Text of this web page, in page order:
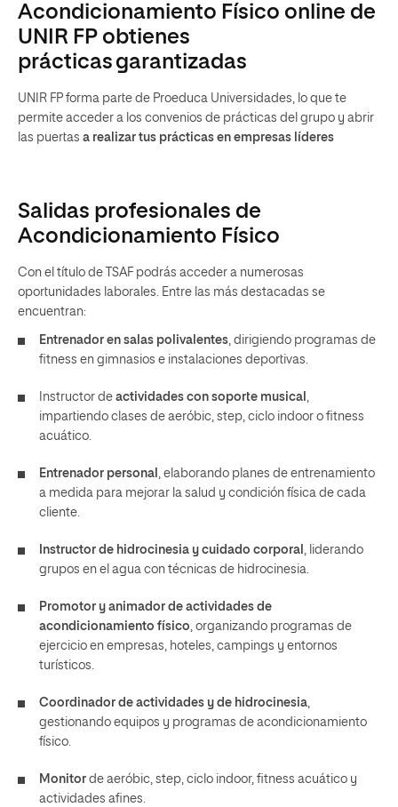
Acondicionamiento Físico online de
UNIR FP obtienes
prácticas garantizadas
UNIR FP forma parte de Proeduca Universidades, lo que te
permite acceder a los convenios de prácticas del grupo y abrir
las puertas a realizar tus prácticas en empresas líderes
Salidas profesionales de
Acondicionamiento Físico
Con el título de TSAF podrás acceder a numerosas
oportunidades laborales. Entre las más destacadas se
encuentran:
Entrenador en salas polivalentes, dirigiendo programas de
fitness en gimnasios e instalaciones deportivas.
Instructor de actividades con soporte musical ,
impartiendo clases de aeróbic, step, ciclo indoor o fitness
acuático.
Entrenador personal , elaborando planes de entrenamiento
a medida para mejorar la salud y condición física de cada
cliente.
Instructor de hidrocinesia y cuidado corporal , liderando
grupos en el agua con técnicas de hidrocinesia.
Promotor y animador de actividades de
acondicionamiento físico, organizando programas de
ejercicio en empresas, hoteles, campings y entornos
turísticos.
Coordinador de actividades y de hidrocinesia,
gestionando equipos y programas de acondicionamiento
físico.
Monitor de aeróbic, step, ciclo indoor, fitness acuático y
actividades afines.